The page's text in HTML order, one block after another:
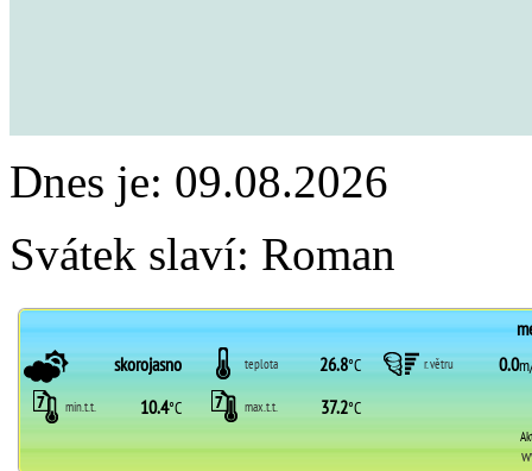
Dnes je: 09.08.2026
Svátek slaví: Roman